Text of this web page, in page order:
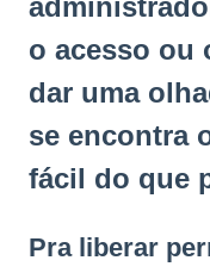
o acesso ou
dar uma
se encontra
fácil do que
Pra liberar